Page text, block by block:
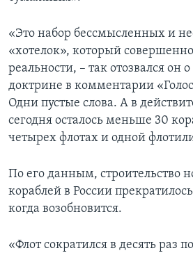
«Это набор бессмысленных и
«хотелок», который совершенно
реальности, – так отозвался он
доктрине в комментарии
Одни пустые слова. А в
сегодня осталось меньше 30
четырех флотах и одной
По его данным, строительство
кораблей в России
когда возобновится.
«Флот сократился в десять раз